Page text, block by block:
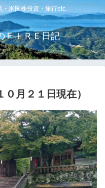
・米国株投資・旅行etc.
ＦＩＲＥ日記
月２１日現在）